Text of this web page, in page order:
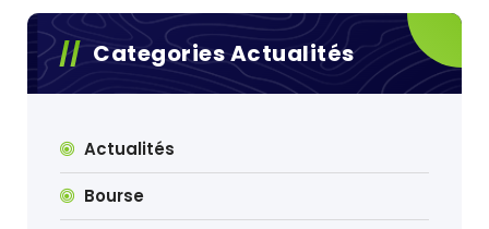
Categories Actualités
Actualités
Bourse